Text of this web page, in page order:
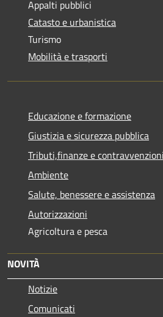
Appalti pubblici
Catasto e urbanistica
Turismo
Mobilità e trasporti
Educazione e formazione
Giustizia e sicurezza pubblica
Tributi,finanze e contravvenzioni
Ambiente
Salute, benessere e assistenza
Autorizzazioni
Agricoltura e pesca
NOVITÀ
Notizie
Comunicati